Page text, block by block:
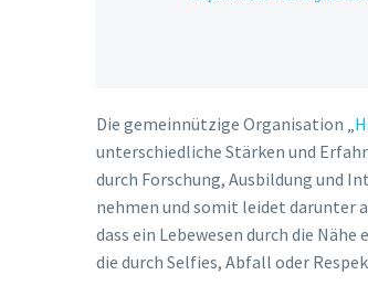
Die gemeinnützige Organisation „
unterschiedliche Stärken und
durch Forschung, Ausbildung und
nehmen und somit leidet darunter
dass ein Lebewesen durch die
die durch Selfies, Abfall oder